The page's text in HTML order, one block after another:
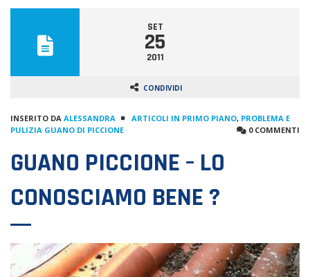
SET
25
2011
CONDIVIDI
INSERITO DA ALESSANDRA ARTICOLI IN PRIMO PIANO, PROBLEMA E
PULIZIA GUANO DI PICCIONE
0 COMMENTI
GUANO PICCIONE – LO
CONOSCIAMO BENE ?